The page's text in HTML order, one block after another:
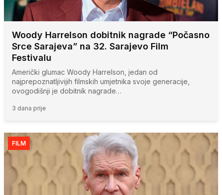
Woody Harrelson dobitnik nagrade “Počasno
Srce Sarajeva” na 32. Sarajevo Film
Festivalu
Američki glumac Woody Harrelson, jedan od
najprepoznatljivijih filmskih umjetnika svoje generacije,
ovogodišnji je dobitnik nagrade…
3 dana prije
FILM